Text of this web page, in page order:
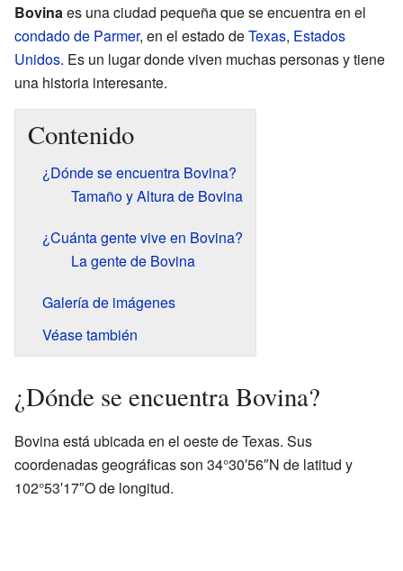
Bovinaes una ciudad pequeña que se encuentra en el
condado de Parmer, en el estado deTexas, Estados
Unidos. Es un lugar donde viven muchas personas y tiene
una historia interesante.
Contenido
¿Dónde se encuentra Bovina?
Tamaño y Altura de Bovina
¿Cuánta gente vive en Bovina?
La gente de Bovina
Galería de imágenes
Véase también
¿Dónde se encuentra Bovina?
Bovina está ubicada en el oeste de Texas. Sus
coordenadas geográficas son 34°30′56″N de latitud y
102°53′17″O de longitud.